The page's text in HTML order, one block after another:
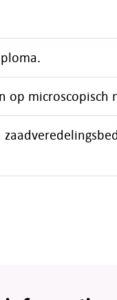
op microscopisch